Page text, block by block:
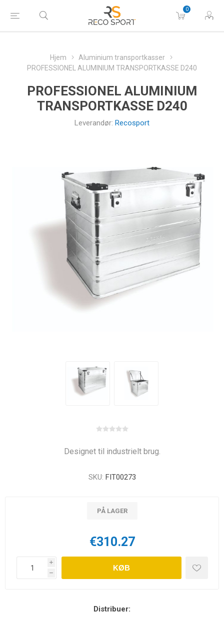
0
Hjem
Aluminium transportkasser
PROFESSIONEL ALUMINIUM TRANSPORTKASSE D240
PROFESSIONEL ALUMINIUM
TRANSPORTKASSE D240
Leverandør: Recosport
Designet til industrielt brug.
SKU: FIT00273
PÅ LAGER
€310.27
i
h
KØB
Distribuer: